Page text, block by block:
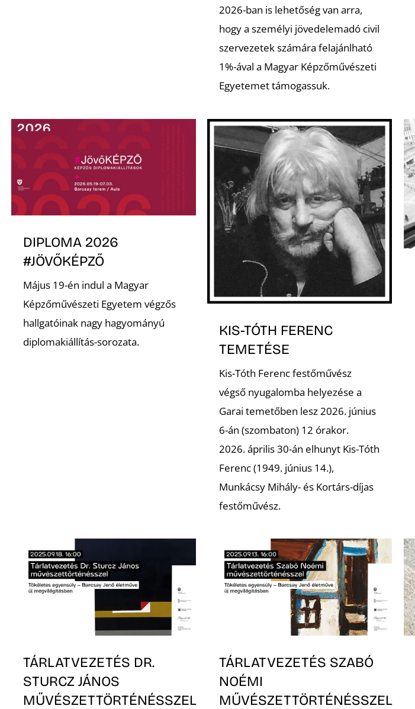
2026-ban is lehetőség van arra,
hogy a személyi jövedelemadó civil
szervezetek számára felajánlható
1%-ával a Magyar Képzőművészeti
Egyetemet támogassuk.
DIPLOMA 2026
#JÖVŐKÉPZŐ
Május 19-én indul a Magyar
Képzőművészeti Egyetem végzős
hallgatóinak nagy hagyományú
diplomakiállítás-sorozata.
KIS-TÓTH FERENC
TEMETÉSE
Kis-Tóth Ferenc festőművész
végső nyugalomba helyezése a
Garai temetőben lesz 2026. június
6-án (szombaton) 12 órakor.
2026. április 30-án elhunyt Kis-Tóth
Ferenc (1949. június 14.),
Munkácsy Mihály- és Kortárs-díjas
festőművész.
TÁRLATVEZETÉS DR.
STURCZ JÁNOS
MŰVÉSZETTÖRTÉNÉSSZEL
TÁRLATVEZETÉS SZABÓ
NOÉMI
MŰVÉSZETTÖRTÉNÉSSZEL